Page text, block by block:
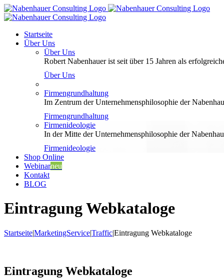
Zum
Inhalt
Startseite
Über Uns
Über Uns
Robert Nabenhauer ist seit über 15 Jahren als
Über Uns
Firmengrundhaltung
Im Zentrum der Unternehmensphilosophie der
Firmengrundhaltung
Firmenideologie
In der Mitte der Unternehmensphilosophie der
Firmenideologie
Shop Online
Webinarneu
Kontakt
BLOG
Eintragung Webkataloge
Startseite|MarketingService|Traffic|Eintragung Webkataloge
Eintragung Webkataloge